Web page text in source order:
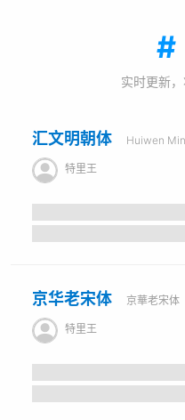
#
实时更新
汇文明朝体 Huiwen
特里王
京华老宋体 京華老宋体
特里王